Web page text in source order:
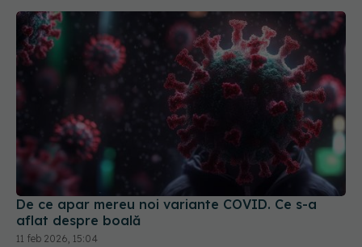
De ce apar mereu noi variante COVID. Ce s-a
aflat despre boală
11 feb 2026, 15:04